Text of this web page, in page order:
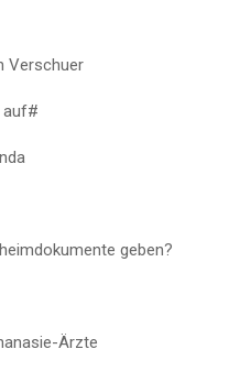
Verschuer
auf#
geben?
Ärzte